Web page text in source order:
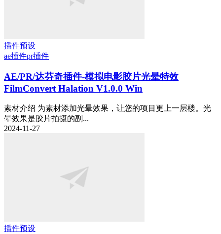
插件预设
ae插件pr插件
AE/PR/达芬奇插件-模拟电影胶片光晕特效
FilmConvert Halation V1.0.0 Win
素材介绍 为素材添加光晕效果，让您的项目更上一层楼。光
晕效果是胶片拍摄的副...
2024-11-27
插件预设